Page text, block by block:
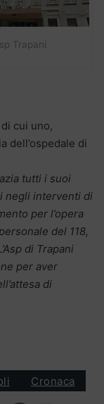
Trapani
cui uno,
dell’ospedale di
tutti i suoi
negli interventi di
per l’opera
del 118,
di Trapani
per aver
di
Cronaca